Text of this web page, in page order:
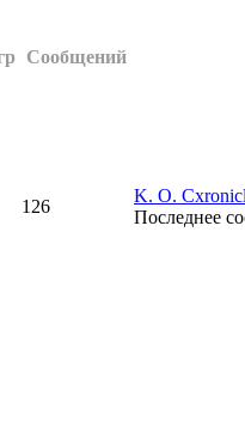
Сообщений
126
K. O.
Последнее